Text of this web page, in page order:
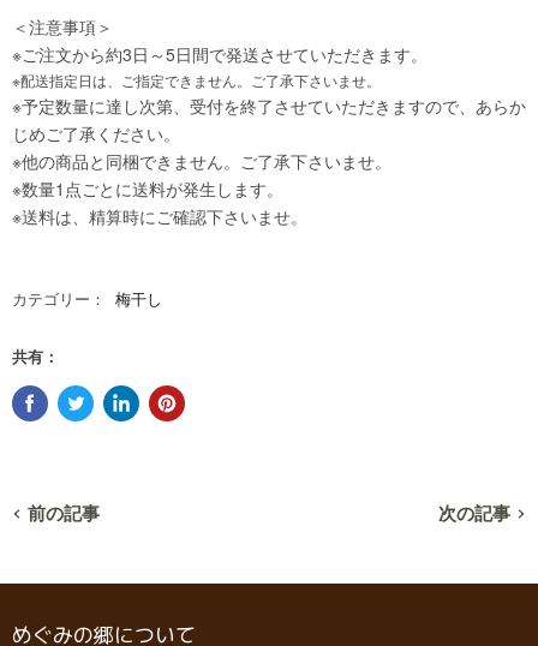
カテゴリー： 梅干し
共有：
前の記事 次の記事
めぐみの郷について